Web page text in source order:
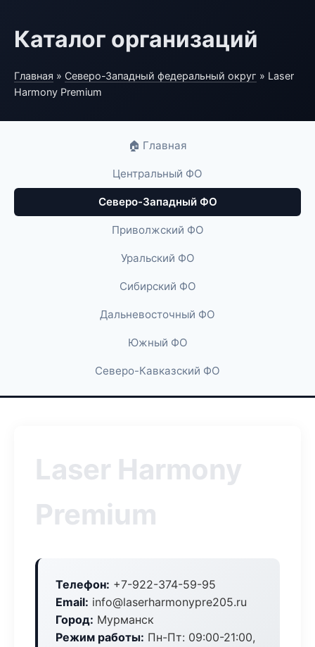
Каталог организаций
Главная » Северо-Западный федеральный округ » Laser
Harmony Premium
🏠 Главная
Центральный ФО
Северо-Западный ФО
Приволжский ФО
Уральский ФО
Сибирский ФО
Дальневосточный ФО
Южный ФО
Северо-Кавказский ФО
Laser Harmony
Premium
Телефон: +7-922-374-59-95
Email: info@laserharmonypre205.ru
Город: Мурманск
Режим работы: Пн-Пт: 09:00-21:00,